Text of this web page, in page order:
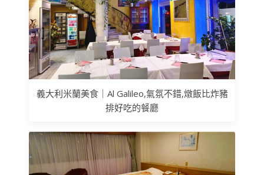
義大利米蘭美食｜Al Galileo,氣氛不錯,燉飯比炸豬
排好吃的餐廳